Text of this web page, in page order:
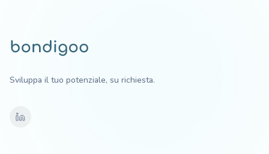
Sviluppa il tuo potenziale, su richiesta.